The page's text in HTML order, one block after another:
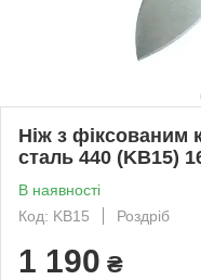
Ніж з фіксованим
сталь 440 (KB15)
В наявності
Код: KB15
Роздріб
1 190 ₴